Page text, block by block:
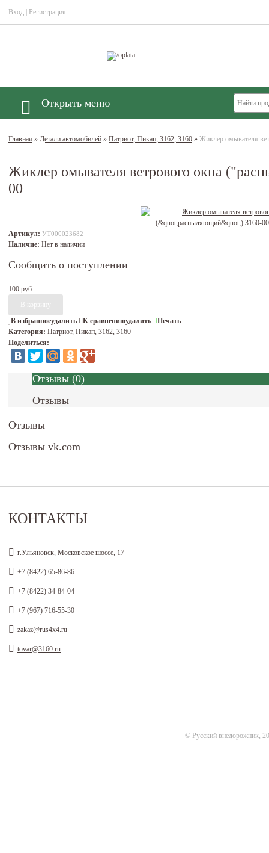
Вход Регистрация
Открыть меню
Главная » Детали автомобилей » Патриот, Пикап, 3162, 3160 » Жиклер омывателя
Жиклер омывателя ветрового окна
00
Артикул: УТ000023682
Наличие: Нет в наличии
Сообщить о поступлении
100 руб.
В избранноеудалить К сравнениюудалить
Печать
Категория: Патриот, Пикап, 3162, 3160
Поделиться:
Отзывы (0)
Отзывы
Отзывы
Отзывы vk.com
КОНТАКТЫ
г.Ульяновск, Московское шоссе, 17
+7 (8422) 65-86-86
+7 (8422) 34-84-04
+7 (967) 716-55-30
zakaz@rus4x4.ru
tovar@3160.ru
© Русский внедорожник,